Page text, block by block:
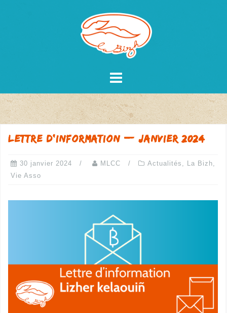
Lettre d’information — janvier 2024
30 janvier 2024 MLCC Actualités , La Bizh,
Vie Asso